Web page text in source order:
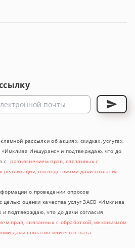
рассылки об акциях, скидках, услугах,
«Имклива Иншуранс» и подтверждаю, что до
с разъяснением прав, связанных с
реализации, последствиями дачи согласия
о проведении опросов
целью оценки качества услуг ЗАСО «Имклива
подтверждаю, что до дачи согласия
прав, связанных с обработкой, механизмом
дачи согласия или его отказа.